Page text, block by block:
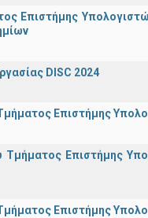
Επιστήμης
DISC 2024
Επιστήμης
Τμήματος Επιστήμης
Επιστήμης